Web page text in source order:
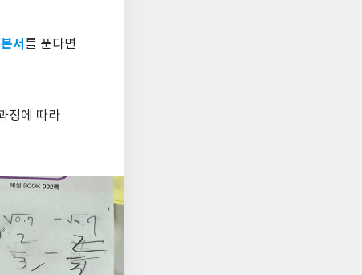
서 를 푼다면
정에 따라